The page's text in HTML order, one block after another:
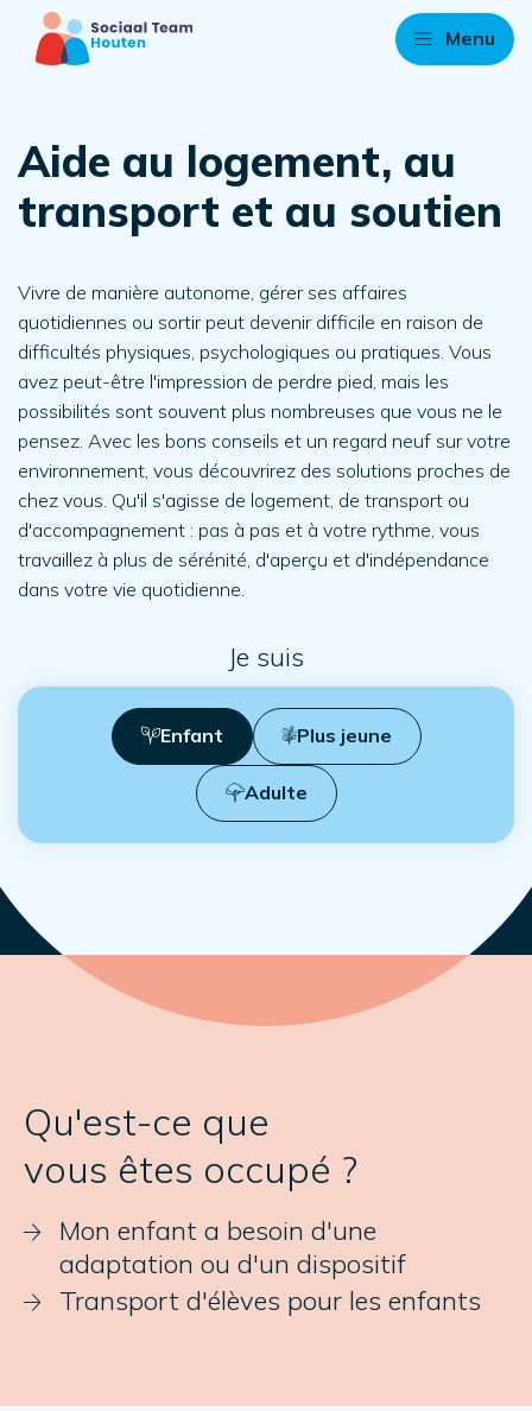
Menu
Aide au logement, au
transport et au soutien
Vivre de manière autonome, gérer ses affaires
quotidiennes ou sortir peut devenir difficile en raison de
difficultés physiques, psychologiques ou pratiques. Vous
avez peut-être l'impression de perdre pied, mais les
possibilités sont souvent plus nombreuses que vous ne le
pensez. Avec les bons conseils et un regard neuf sur votre
environnement, vous découvrirez des solutions proches de
chez vous. Qu'il s'agisse de logement, de transport ou
d'accompagnement : pas à pas et à votre rythme, vous
travaillez à plus de sérénité, d'aperçu et d'indépendance
dans votre vie quotidienne.
Je suis
Enfant Plus jeune
Adulte
Qu'est-ce que
vous êtes occupé ?
Mon enfant a besoin d'une
adaptation ou d'un dispositif
Transport d'élèves pour les enfants